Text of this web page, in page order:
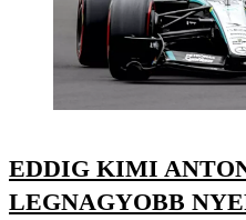
EDDIG KIMI
LEGNAGYOBB